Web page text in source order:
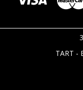
TART -